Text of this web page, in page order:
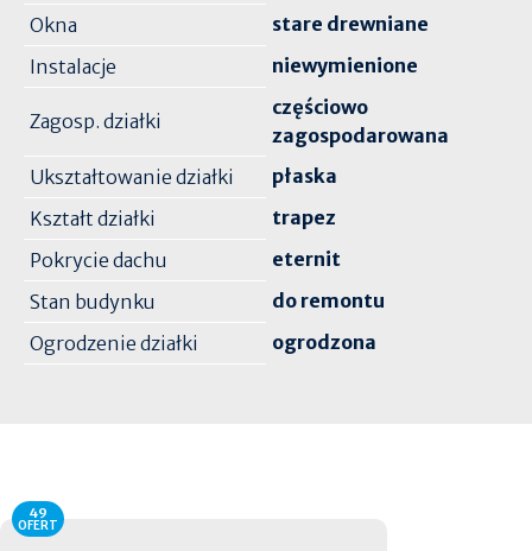
Okna
stare drewniane
Instalacje
niewymienione
Zagosp. działki
częściowo
zagospodarowana
Ukształtowanie działki
płaska
Kształt działki
trapez
Pokrycie dachu
eternit
Stan budynku
do remontu
Ogrodzenie działki
ogrodzona
49
OFERT